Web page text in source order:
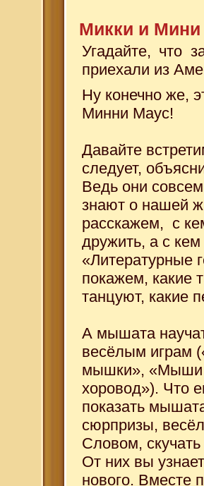
Микки и
Угадайте, что
приехали из
Ну конечно же,
Минни Маус!
Давайте
следует,
Ведь они
знают о нашей
расскажем, с
дружить, а с кем
«Литературные
покажем, какие
танцуют, какие
А мышата
весёлым играм
мышки», «Мыши
хоровод»). Что
показать
сюрпризы,
Словом,
От них вы
нового. Вместе